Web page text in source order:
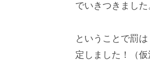
でいきつきました
ということで罰は
定しました！（